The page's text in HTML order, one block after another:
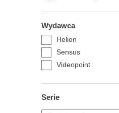
Wydawca
Helion
Sensus
Videopoint
Serie